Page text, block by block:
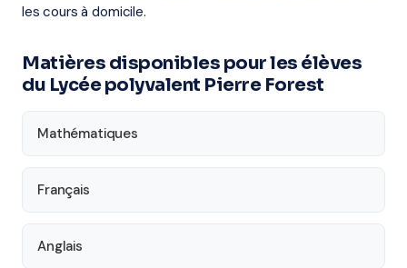
les cours à domicile.
Matières disponibles pour les élèves
du Lycée polyvalent Pierre Forest
Mathématiques
Français
Anglais